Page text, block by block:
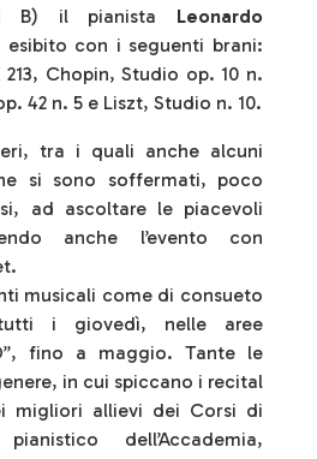
B) il pianista Leonardo
esibito con i seguenti brani:
Chopin, Studio op. 10 n.
42 n. 5 e Liszt, Studio n. 10.
tra i quali anche alcuni
si sono soffermati, poco
ad ascoltare le piacevoli
anche l’evento con
musicali come di consueto
i giovedì, nelle aree
fino a maggio. Tante le
in cui spiccano i recital
migliori allievi dei Corsi di
dell’Accademia,